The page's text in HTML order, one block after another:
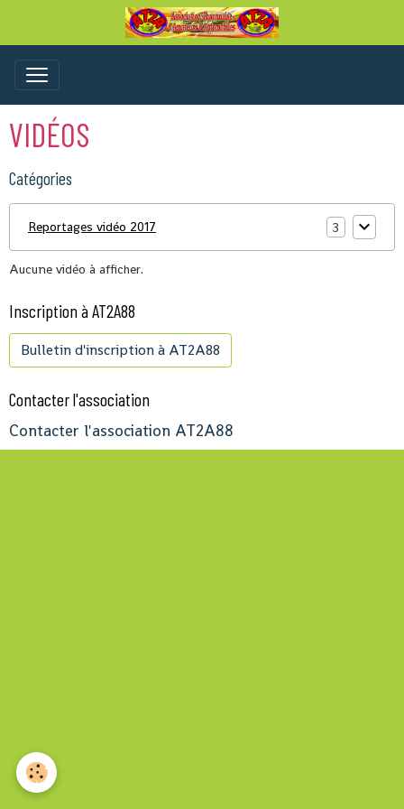
VIDÉOS
Catégories
Reportages vidéo 2017 3
Aucune vidéo à afficher.
Inscription à AT2A88
Bulletin d'inscription à AT2A88
Contacter l'association
Contacter l'association AT2A88